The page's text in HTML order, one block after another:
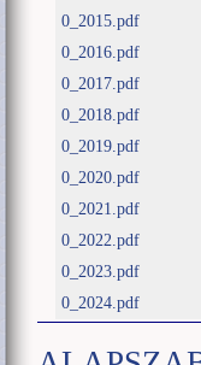
0_2015.pdf
0_2016.pdf
0_2017.pdf
0_2018.pdf
0_2019.pdf
0_2020.pdf
0_2021.pdf
0_2022.pdf
0_2023.pdf
0_2024.pdf